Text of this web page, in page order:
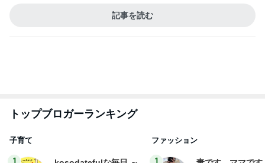
記事を読む
トップブロガーランキング
子育て
1
ファッション
1